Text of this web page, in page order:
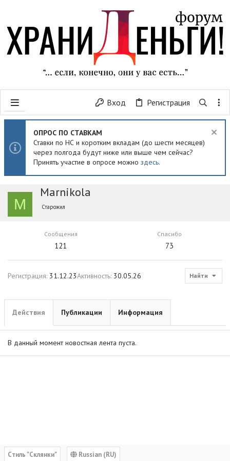
Вход Регистрация
ОПРОС ПО СТАВКАМ
Ставки по НС и коротким вкладам (до шести месяцев)
через полгода будут ниже или выше чем сейчас?
Принять участие в опросе можно здесь.
M
Marnikola
Старожил
Сообщения
121
Спасибо
73
Регистрация 31.12.23Активность 30.05.26 Найти
Действия Публикации Информация
В данный момент новостная лента пуста.
Cтиль "Склянки" Russian (RU)